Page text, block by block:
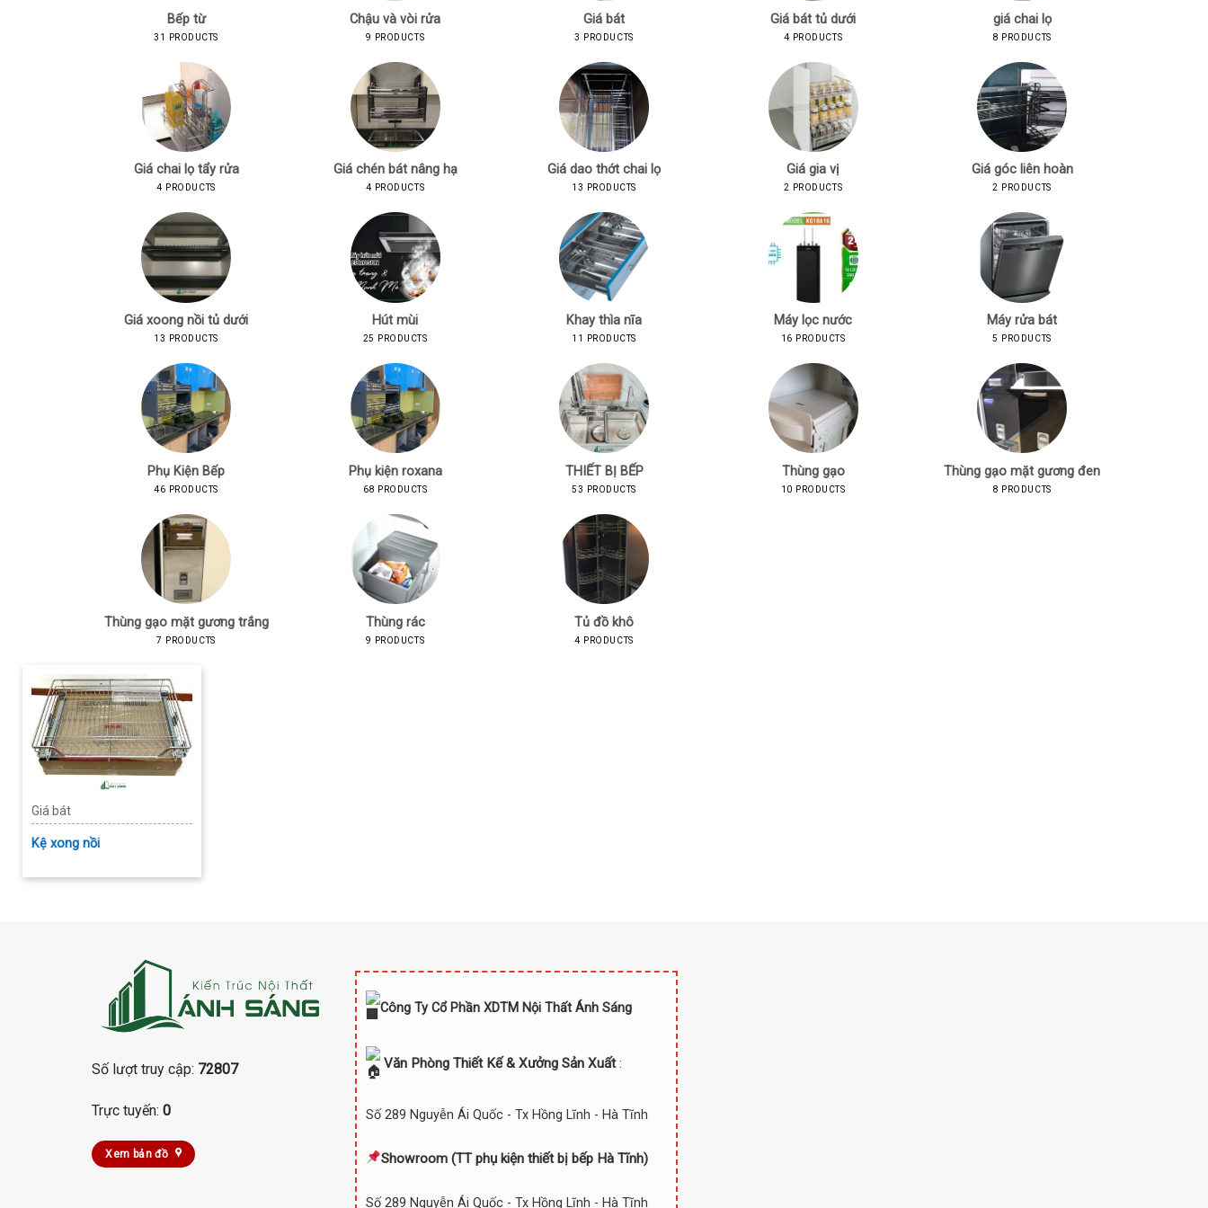
Bếp từ
31 PRODUCTS
Chậu và vòi rửa
9 PRODUCTS
Giá bát
3 PRODUCTS
Giá bát tủ dưới
4 PRODUCTS
giá chai lọ
8 PRODUCTS
Giá chai lọ tẩy rửa
4 PRODUCTS
Giá chén bát nâng hạ
4 PRODUCTS
Giá dao thớt chai lọ
13 PRODUCTS
Giá gia vị
2 PRODUCTS
Giá góc liên hoàn
2 PRODUCTS
Giá xoong nồi tủ dưới
13 PRODUCTS
Hút mùi
25 PRODUCTS
Khay thìa nĩa
11 PRODUCTS
Máy lọc nước
16 PRODUCTS
Máy rửa bát
5 PRODUCTS
Phụ Kiện Bếp
46 PRODUCTS
Phụ kiện roxana
68 PRODUCTS
THIẾT BỊ BẾP
53 PRODUCTS
Thùng gạo
10 PRODUCTS
Thùng gạo mặt gương đen
8 PRODUCTS
Thùng gạo mặt gương trắng
7 PRODUCTS
Thùng rác
9 PRODUCTS
Tủ đồ khô
4 PRODUCTS
Giá bát
Kệ xong nồi
Số lượt truy cập: 72807
Trực tuyến: 0
Xem bản đồ
Công Ty Cổ Phần XDTM Nội Thất Ánh Sáng
Văn Phòng Thiết Kế & Xưởng Sản Xuất:
Số 289 Nguyễn Ái Quốc - Tx Hồng Lĩnh - Hà Tĩnh
Showroom (TTphụ kiện thiết bị bếp Hà Tĩnh)
Số 289 Nguyễn Ái Quốc - Tx Hồng Lĩnh - Hà Tĩnh